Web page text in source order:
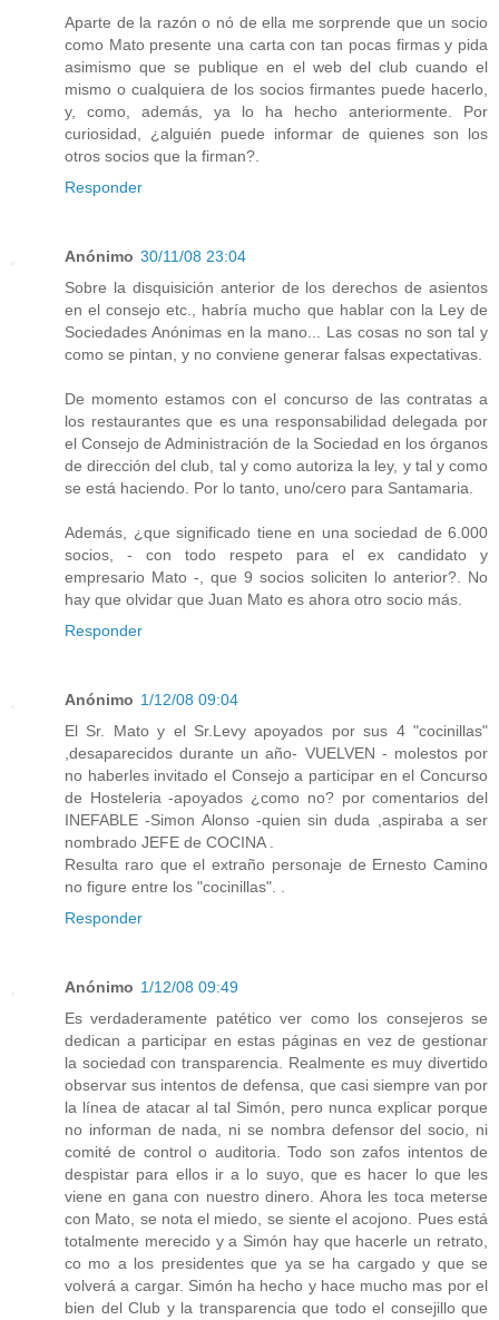
Aparte de la razón o nó de ella me sorprende que un socio
como Mato presente una carta con tan pocas firmas y pida
asimismo que se publique en el web del club cuando el
mismo o cualquiera de los socios firmantes puede hacerlo,
y, como, además, ya lo ha hecho anteriormente. Por
curiosidad, ¿alguién puede informar de quienes son los
otros socios que la firman?.
Responder
Anónimo 30/11/08 23:04
Sobre la disquisición anterior de los derechos de asientos
en el consejo etc., habría mucho que hablar con la Ley de
Sociedades Anónimas en la mano... Las cosas no son tal y
como se pintan, y no conviene generar falsas expectativas.
De momento estamos con el concurso de las contratas a
los restaurantes que es una responsabilidad delegada por
el Consejo de Administración de la Sociedad en los órganos
de dirección del club, tal y como autoriza la ley, y tal y como
se está haciendo. Por lo tanto, uno/cero para Santamaria.
Además, ¿que significado tiene en una sociedad de 6.000
socios, - con todo respeto para el ex candidato y
empresario Mato -, que 9 socios soliciten lo anterior?. No
hay que olvidar que Juan Mato es ahora otro socio más.
Responder
Anónimo 1/12/08 09:04
El Sr. Mato y el Sr.Levy apoyados por sus 4 "cocinillas"
,desaparecidos durante un año- VUELVEN - molestos por
no haberles invitado el Consejo a participar en el Concurso
de Hosteleria -apoyados ¿como no? por comentarios del
INEFABLE -Simon Alonso -quien sin duda ,aspiraba a ser
nombrado JEFE de COCINA .
Resulta raro que el extraño personaje de Ernesto Camino
no figure entre los "cocinillas". .
Responder
Anónimo 1/12/08 09:49
Es verdaderamente patético ver como los consejeros se
dedican a participar en estas páginas en vez de gestionar
la sociedad con transparencia. Realmente es muy divertido
observar sus intentos de defensa, que casi siempre van por
la línea de atacar al tal Simón, pero nunca explicar porque
no informan de nada, ni se nombra defensor del socio, ni
comité de control o auditoria. Todo son zafos intentos de
despistar para ellos ir a lo suyo, que es hacer lo que les
viene en gana con nuestro dinero. Ahora les toca meterse
con Mato, se nota el miedo, se siente el acojono. Pues está
totalmente merecido y a Simón hay que hacerle un retrato,
co mo a los presidentes que ya se ha cargado y que se
volverá a cargar. Simón ha hecho y hace mucho mas por el
bien del Club y la transparencia que todo el consejillo que